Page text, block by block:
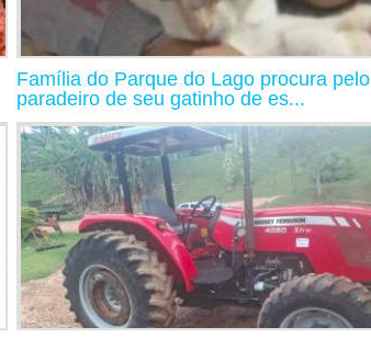
Família do Parque do Lago procura pelo
paradeiro de seu gatinho de es...